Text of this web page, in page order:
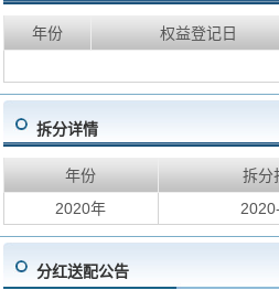
年份 权益登记日
拆分详情
年份
拆分
2020年
分红送配公告